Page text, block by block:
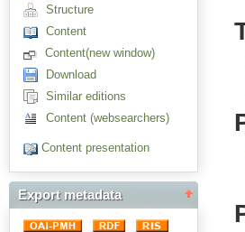
Structure
Content
Content(new window)
Download
Similar editions
Content (websearchers)
Content presentation
Export metadata